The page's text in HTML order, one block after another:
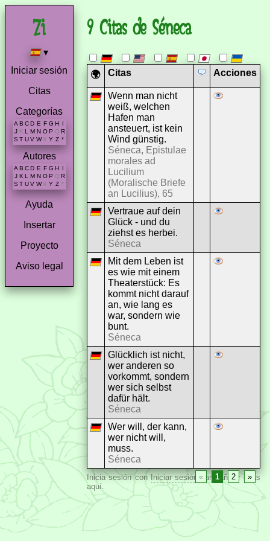
▾
Iniciar sesión
Citas
Categorías
A B C D E F G H I
J K L M N O P Q R
S T U V W X Y Z *
Autores
A B C D E F G H
J K L M N O P Q R
S T U V W X Y Z *
Ayuda
Insertar
Proyecto
Aviso legal
9 Citas de Séneca
🌍 Citas Acciones
Wenn man nicht
weiß, welchen
Hafen man
ansteuert, ist kein
Wind günstig.
Séneca, Epistulae
morales ad
Lucilium
(Moralische Briefe
an Lucilius), 65
Vertraue auf dein
Glück - und du
ziehst es herbei.
Séneca
Mit dem Leben ist
es wie mit einem
Theaterstück: Es
kommt nicht darauf
an, wie lang es
war, sondern wie
bunt.
Séneca
Glücklich ist nicht,
wer anderen so
vorkommt, sondern
wer sich selbst
dafür hält.
Séneca
Wer will, der kann,
wer nicht will,
muss.
Séneca
« 1 2 »
Inicia sesión conIniciar sesión para añadir citas
aquí.